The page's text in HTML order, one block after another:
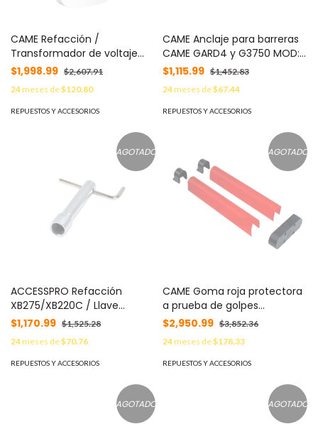
CAME Refacción /
Transformador de voltaje
para tablilla ZL38 CAME /
Entrada 110 VCA / Salida 24
VCA MOD: 119-RIR332
$1,998.99 $2,607.91
24meses de$120.80
REPUESTOS Y ACCESORIOS
CAME Anclaje para barreras
CAME GARD4 y G3750 MOD:
119-RIG006
$1,115.99 $1,452.83
24meses de$67.44
REPUESTOS Y ACCESORIOS
AGOTADO
ACCESSPRO Refacción
XB275/XB220C / Llave
especial para tapa de
bolardo MOD: XB275HSKEY
$1,170.99 $1,525.28
24meses de$70.76
REPUESTOS Y ACCESORIOS
AGOTADO
CAME Goma roja protectora
a prueba de golpes
001G0603
$2,950.99 $3,852.36
24meses de$178.33
REPUESTOS Y ACCESORIOS
AGOTADO AGOTADO